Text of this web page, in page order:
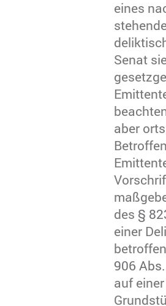
eines
Senat
aber
des §
einer
906
auf